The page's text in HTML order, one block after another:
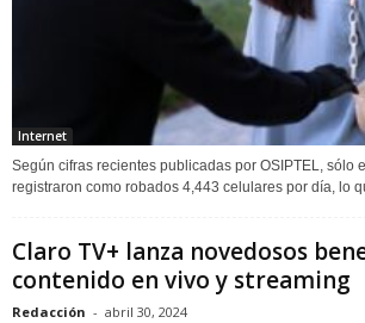
Internet
Según cifras recientes publicadas por OSIPTEL, sólo
registraron como robados 4,443 celulares por día, lo
Claro TV+ lanza novedosos
contenido en vivo y streaming
Redacción - abril 30, 2024